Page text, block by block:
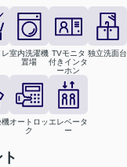
室内洗濯機
置場
TVモニタ
付きインタ
ーホン
独立洗面台
機オートロッ
ク
エレベータ
ー